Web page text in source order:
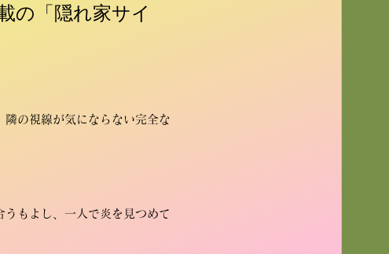
の「隠れ家サイ
の視線が気にならない完全な
もよし、一人で炎を見つめて